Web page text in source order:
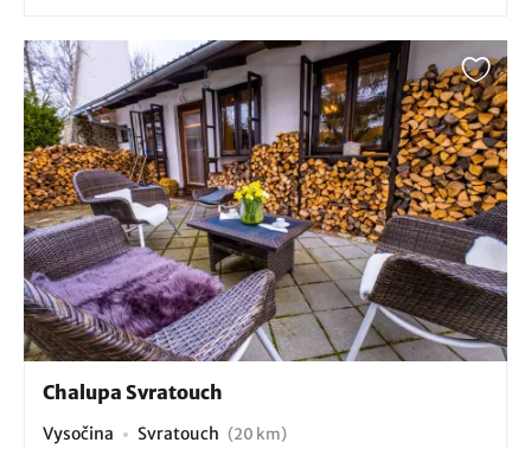
Chalupa Svratouch
Vysočina Svratouch (20 km)